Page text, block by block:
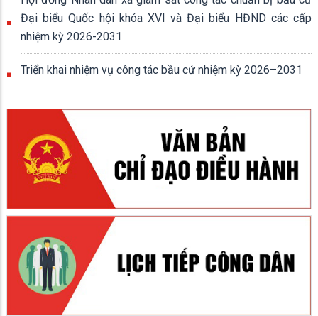
Đại biểu Quốc hội khóa XVI và Đại biểu HĐND các cấp
nhiệm kỳ 2026-2031
Triển khai nhiệm vụ công tác bầu cử nhiệm kỳ 2026–2031